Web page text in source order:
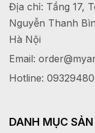
Địa chỉ: Tầng 17,
Nguyễn Thanh
Hà Nội
Email:
Hotline:
DANH MỤC